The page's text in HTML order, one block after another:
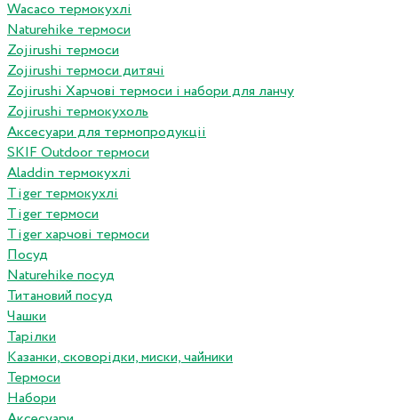
Wacaco термокухлі
Naturehike термоси
Zojirushi термоси
Zojirushi термоси дитячі
Zojirushi Харчові термоси і набори для ланчу
Zojirushi термокухоль
Аксесуари для термопродукціі
SKIF Outdoor термоси
Aladdin термокухлі
Tiger термокухлі
Tiger термоси
Tiger харчові термоси
Посуд
Naturehike посуд
Титановий посуд
Чашки
Тарілки
Казанки, сковорідки, миски, чайники
Термоси
Набори